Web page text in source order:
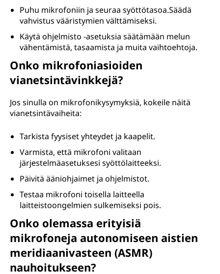
Puhu mikrofoniin ja seuraa syöttötasoa.Säädä
vahvistus vääristymien välttämiseksi.
Käytä ohjelmisto -asetuksia säätämään melun
vähentämistä, tasaamista ja muita vaihtoehtoja.
Onko mikrofoniasioiden
vianetsintävinkkejä?
Jos sinulla on mikrofonikysymyksiä, kokeile näitä
vianetsintävaiheita:
Tarkista fyysiset yhteydet ja kaapelit.
Varmista, että mikrofoni valitaan
järjestelmäasetuksesi syöttölaitteeksi.
Päivitä ääniohjaimet ja ohjelmistot.
Testaa mikrofoni toisella laitteella
laitteistoongelmien sulkemiseksi pois.
Onko olemassa erityisiä
mikrofoneja autonomiseen aistien
meridiaanivasteen (ASMR)
nauhoitukseen?